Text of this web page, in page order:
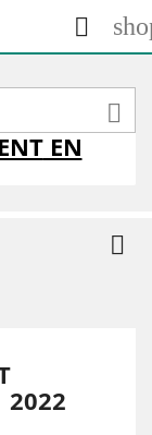


EN

2022